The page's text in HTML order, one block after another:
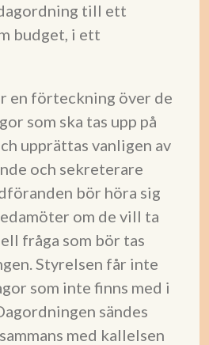
till ett
budget, i ett
en förteckning över de
som ska tas upp på
upprättas vanligen av
och sekreterare
bör höra sig
om de vill ta
fråga som bör tas
Styrelsen får inte
som inte finns med i
sändes
med kallelsen